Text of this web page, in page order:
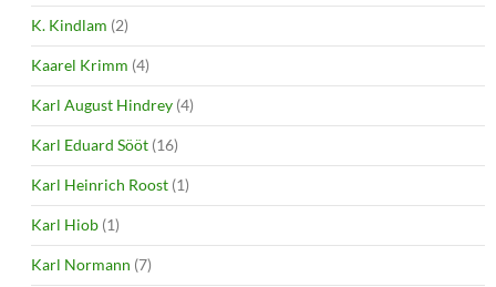
K. Kindlam (2)
Kaarel Krimm (4)
Karl August Hindrey (4)
Karl Eduard Sööt (16)
Karl Heinrich Roost (1)
Karl Hiob (1)
Karl Normann (7)